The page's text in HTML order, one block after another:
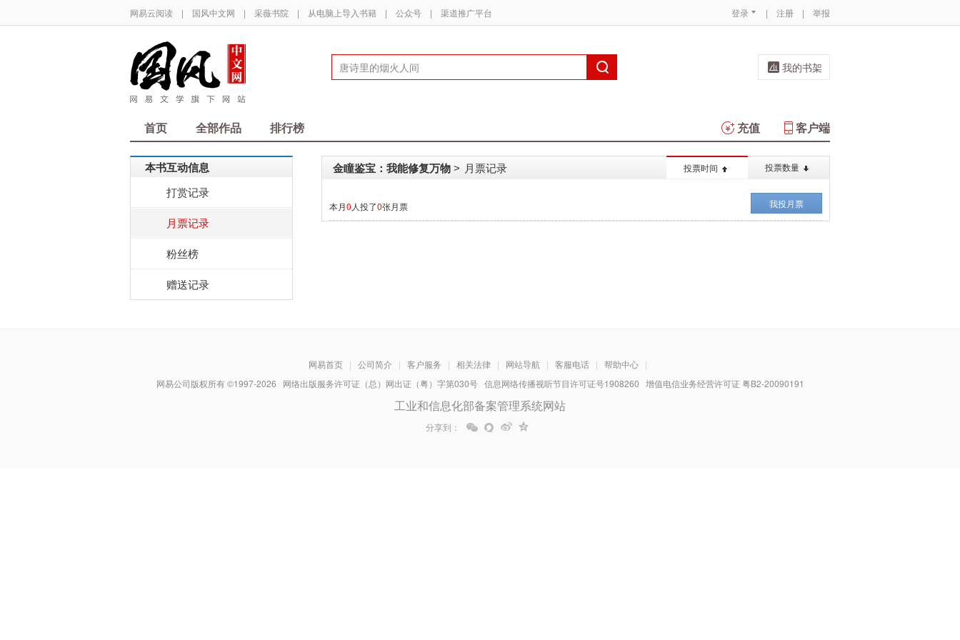
网易云阅读 | 国风中文网 | 采薇书院 | 从电脑上导入书籍 | 公众号 | 渠道推广平台 登录 | 注册 | 举报
我的书架
首页 全部作品 排行榜 客户端
充值
本书互动信息
打赏记录
月票记录
粉丝榜
赠送记录
投票时间 投票数量
金瞳鉴宝：我能修复万物 > 月票记录
本月0 人投了0张月票 我投月票
网易首页 | 公司简介 | 客户服务 | 相关法律 | 网站导航 | 客服电话 | 帮助中心 |
网易公司版权所有 ©1997-2026 网络出版服务许可证（总）网出证（粤）字第030号 信息网络传播视听节目许可证号1908260 增值电信业务经营许可证 粤B2-20090191
工业和信息化部备案管理系统网站
分享到：